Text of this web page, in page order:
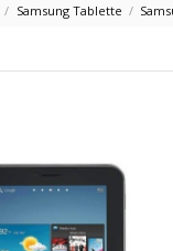
Samsung Tablette